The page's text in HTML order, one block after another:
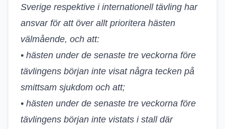
Sverige respektive i internationell tävling har
ansvar för att över allt prioritera hästen
välmående, och att:
• hästen under de senaste tre veckorna före
tävlingens början inte visat några tecken på
smittsam sjukdom och att;
• hästen under de senaste tre veckorna före
tävlingens början inte vistats i stall där